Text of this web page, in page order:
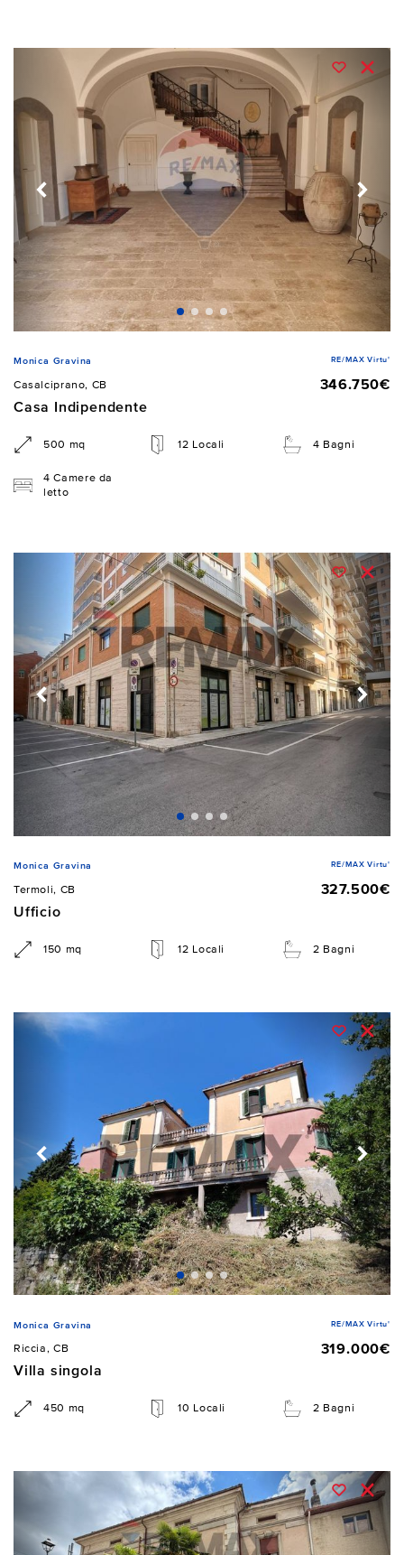
Monica Gravina RE/MAX Virtu'
Casalciprano, CB
346.750€
Casa Indipendente
500 mq 12 Locali 4 Bagni
4 Camere da
letto
Monica Gravina RE/MAX Virtu'
Termoli, CB
327.500€
Ufficio
150 mq 12 Locali 2 Bagni
Monica Gravina RE/MAX Virtu'
Riccia, CB
319.000€
Villa singola
450 mq 10 Locali 2 Bagni